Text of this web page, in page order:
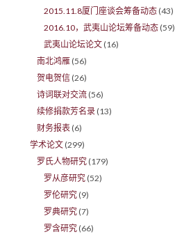
2015.11.8厦门座谈会筹备动态 (43)
2016.10，武夷山论坛筹备动态 (59)
武夷山论坛论文 (16)
南北鸿雁 (56)
贺电贺信 (26)
诗词联对交流 (56)
续修捐款芳名录 (13)
财务报表 (6)
学术论文 (299)
罗氏人物研究 (179)
罗从彦研究 (52)
罗伦研究 (9)
罗典研究 (7)
罗含研究 (66)